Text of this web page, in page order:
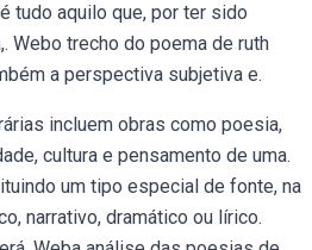
tudo aquilo que, por ter sido
trecho do poema de ruth
a perspectiva subjetiva e.
incluem obras como poesia,
cultura e pensamento de uma.
um tipo especial de fonte, na
narrativo, dramático ou lírico.